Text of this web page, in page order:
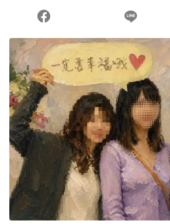
您當前剩餘 U 利點數：0點；前往